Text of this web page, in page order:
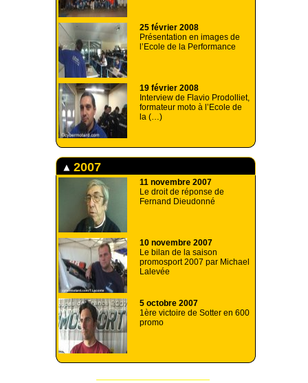
25 février 2008
Présentation en images de
l’Ecole de la Performance
19 février 2008
Interview de Flavio Prodolliet,
formateur moto à l’Ecole de
la (…)
2007
11 novembre 2007
Le droit de réponse de
Fernand Dieudonné
10 novembre 2007
Le bilan de la saison
promosport 2007 par Michael
Lalevée
5 octobre 2007
1ère victoire de Sotter en 600
promo